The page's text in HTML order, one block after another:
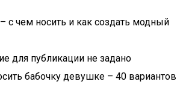
с чем носить и как создать модный
бабочку девушке – 40 вариантов